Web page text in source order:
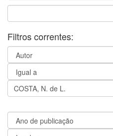
Filtros correntes: